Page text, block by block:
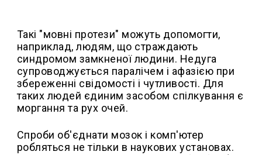
Такі "мовні протези" можуть допомогти,
наприклад, людям, що страждають
синдромом замкненої людини. Недуга
супроводжується паралічем і афазією при
збереженні свідомості і чутливості. Для
таких людей єдиним засобом спілкування є
моргання та рух очей.
Спроби об'єднати мозок і комп'ютер
робляться не тільки в наукових установах.